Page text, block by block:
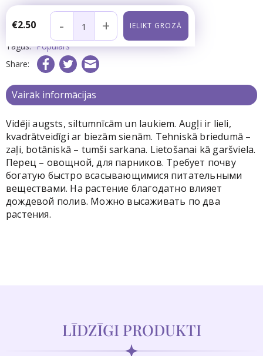
€2.50 - +
1
Preces kods:
Tagus: Populārs
Share:
Vairāk informācijas
Vidēji augsts, siltumnīcām un laukiem. Augļi ir lieli,
kvadrātveidīgi ar biezām sienām. Tehniskā briedumā –
zaļi, botāniskā – tumši sarkana. Lietošanai kā garšviela.
Перец – овощной, для парников. Требует почву
богатую быстро всасывающимися питательными
веществами. На растение благодатно влияет
дождевой полив. Можно высаживать по два
растения.
LĪDZĪGI PRODUKTI